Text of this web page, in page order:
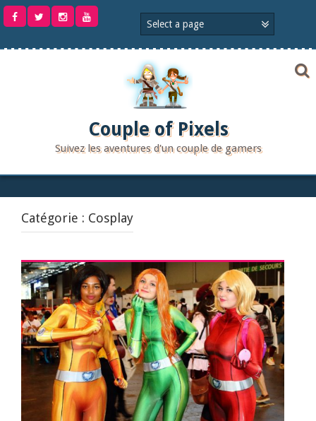
Aller
Couple of Pixels
Suivez les aventures d'un couple de gamers
Catégorie : Cosplay